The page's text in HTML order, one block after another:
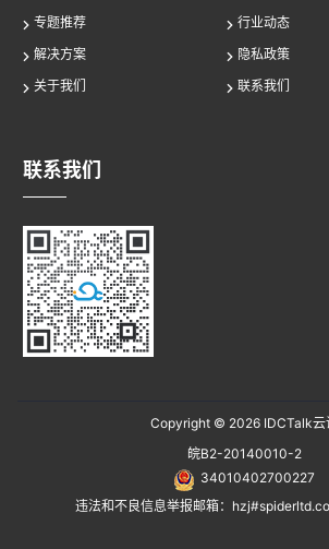
专题推荐
行业动态
解决方案
隐私政策
关于我们
联系我们
联系我们
Copyright © 2026IDCTalk云
皖B2-20140010-2
34010402700227
违法和不良信息举报邮箱：